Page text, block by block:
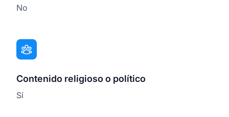
No
Contenido religioso o político
Sí